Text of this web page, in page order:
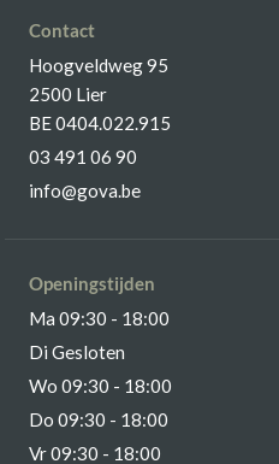
Contact
Hoogveldweg 95
2500 Lier
BE 0404.022.915
03 491 06 90
info@gova.be
Openingstijden
Ma 09:30 - 18:00
Di Gesloten
Wo 09:30 - 18:00
Do 09:30 - 18:00
Vr 09:30 - 18:00